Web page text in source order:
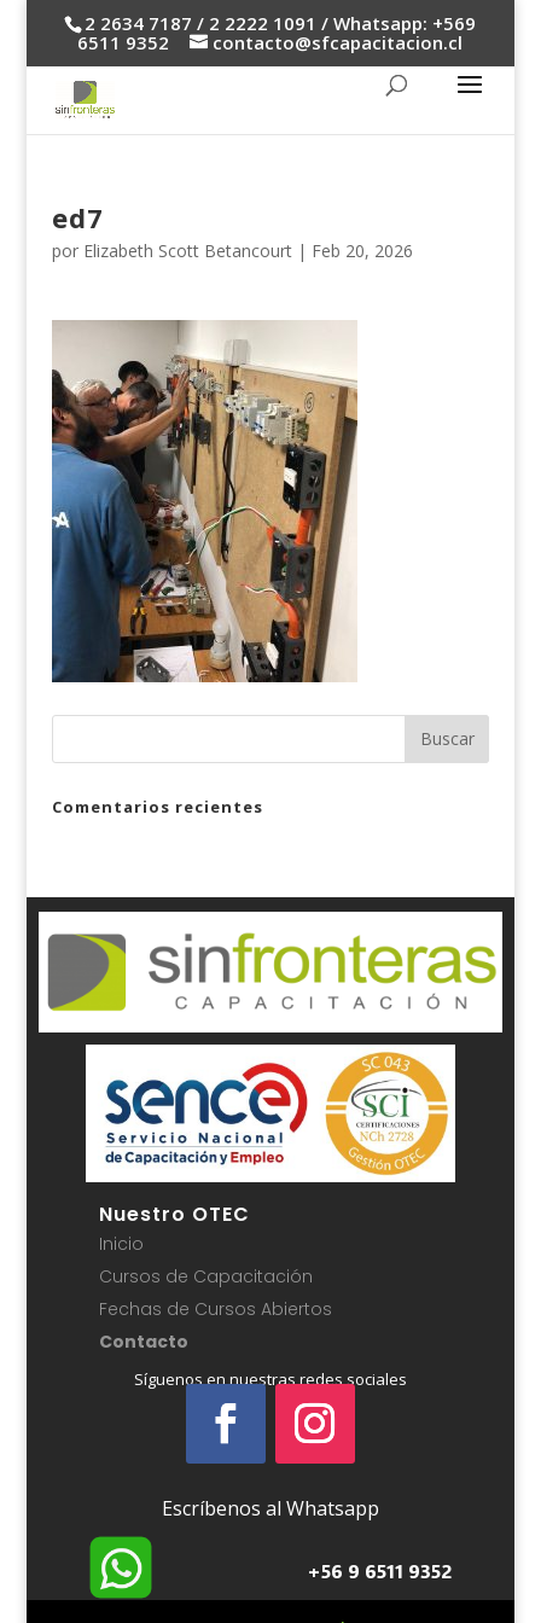
2 2634 7187 / 2 2222 1091 / Whatsapp: +569
6511 9352
contacto@sfcapacitacion.cl
ed7
por Elizabeth Scott Betancourt| Feb 20, 2026
Comentarios recientes
Nuestro OTEC
Inicio
Cursos de Capacitación
Fechas de Cursos Abiertos
Contacto
Síguenos en nuestras redes sociales
Escríbenos al Whatsapp
+56 9 6511 9352